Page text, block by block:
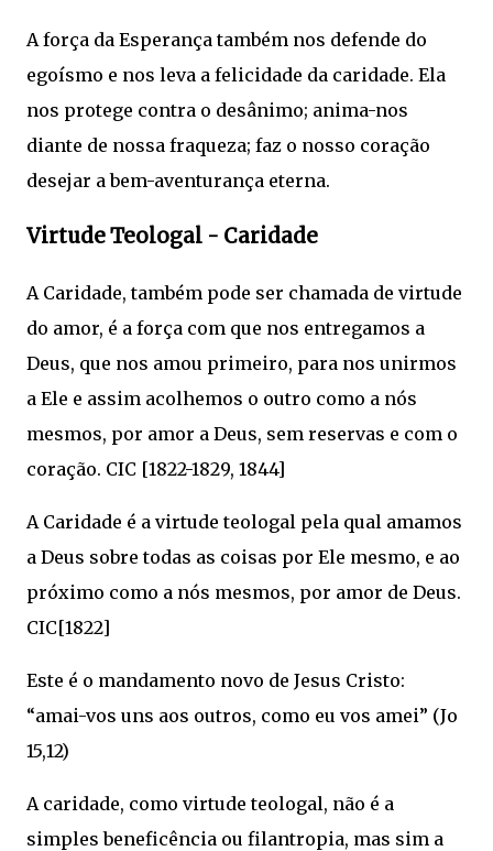
A força da Esperança também nos defende do
egoísmo e nos leva a felicidade da caridade. Ela
nos protege contra o desânimo; anima-nos
diante de nossa fraqueza; faz o nosso coração
desejar a bem-aventurança eterna.
Virtude Teologal - Caridade
A Caridade, também pode ser chamada de virtude
do amor, é a força com que nos entregamos a
Deus, que nos amou primeiro, para nos unirmos
a Ele e assim acolhemos o outro como a nós
mesmos, por amor a Deus, sem reservas e com o
coração. CIC [1822-1829, 1844]
A Caridade é a virtude teologal pela qual amamos
a Deus sobre todas as coisas por Ele mesmo, e ao
próximo como a nós mesmos, por amor de Deus.
CIC[1822]
Este é o mandamento novo de Jesus Cristo:
“amai-vos uns aos outros, como eu vos amei” (Jo
15,12)
A caridade, como virtude teologal, não é a
simples beneficência ou filantropia, mas sim a